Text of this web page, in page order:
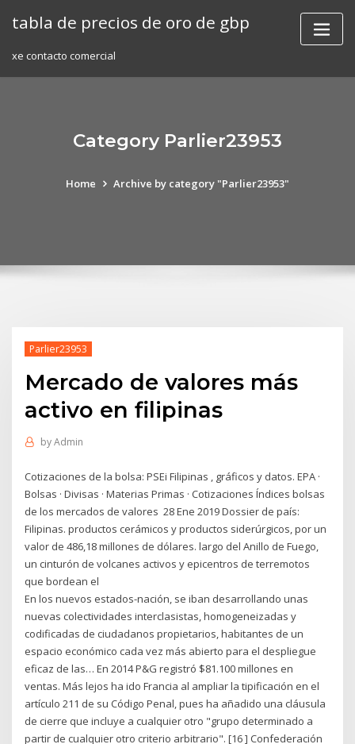
tabla de precios de oro de gbp
xe contacto comercial
Category Parlier23953
Home Archive by category "Parlier23953"
Parlier23953
Mercado de valores más
activo en filipinas
byAdmin
Cotizaciones de la bolsa: PSEi Filipinas , gráficos y datos. EPA ·
Bolsas · Divisas · Materias Primas · Cotizaciones Índices bolsas
de los mercados de valores 28 Ene 2019 Dossier de país:
Filipinas. productos cerámicos y productos siderúrgicos, por un
valor de 486,18 millones de dólares. largo del Anillo de Fuego,
un cinturón de volcanes activos y epicentros de terremotos
que bordean el
En los nuevos estados-nación, se iban desarrollando unas
nuevas colectividades interclasistas, homogeneizadas y
codificadas de ciudadanos propietarios, habitantes de un
espacio económico cada vez más abierto para el despliegue
eficaz de las… En 2014 P&G registró $81.100 millones en
ventas. Más lejos ha ido Francia al ampliar la tipificación en el
artículo 211 de su Código Penal, pues ha añadido una cláusula
de cierre que incluye a cualquier otro "grupo determinado a
partir de cualquier otro criterio arbitrario". [16 ] Confederación